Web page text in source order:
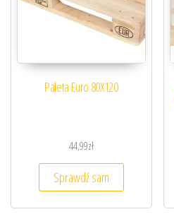
Paleta Euro 80X120
44,99zł
Sprawdź sam